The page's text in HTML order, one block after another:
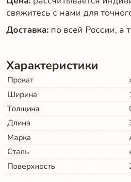
свяжитесь с нами для
Доставка: по всей России, а
Характеристики
Прокат
Ширина
Толщина
Длина
Марка
Сталь
Поверхность